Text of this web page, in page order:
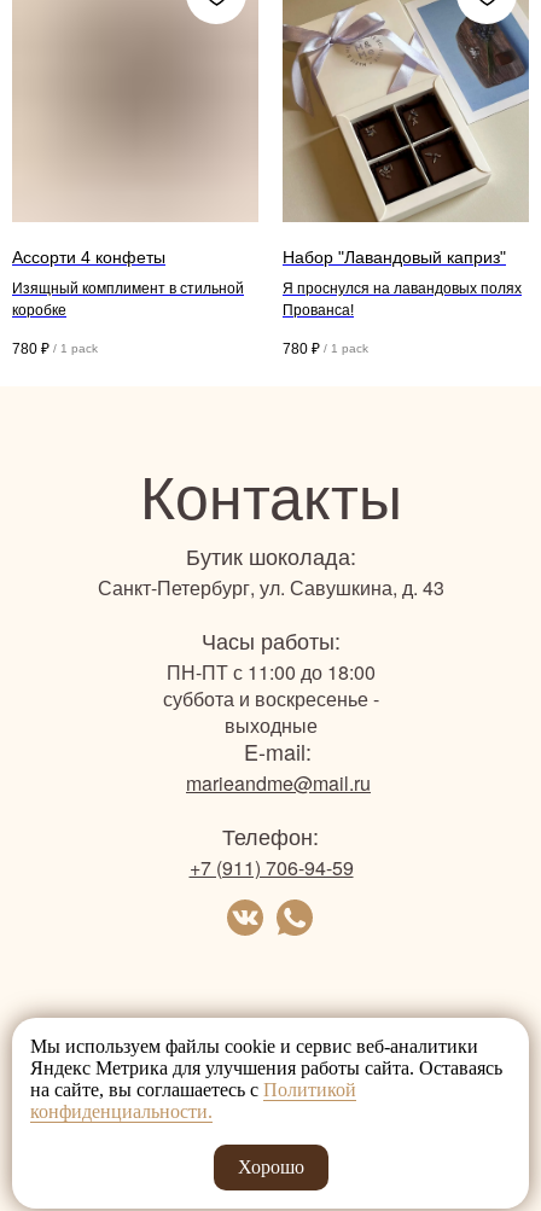
Ассорти 4 конфеты
Изящный комплимент в стильной
коробке
780 ₽ / 1 pack
Набор "Лавандовый каприз"
Я проснулся на лавандовых полях
Прованса!
780 ₽ / 1 pack
E-mail:
Санкт-Петербург, ул. Савушкина, д. 43
Бутик шоколада:
ПН-ПТ с 11:00 до 18:00
суббота и воскресенье -
выходные
Часы работы:
+7 (911) 706-94-59
marieandme@mail.ru
Телефон:
Контакты
Мы используем файлы cookie и сервис веб-аналитики
Яндекс Метрика для улучшения работы сайта. Оставаясь
на сайте, вы соглашаетесь с Политикой
конфиденциальности.
Хорошо